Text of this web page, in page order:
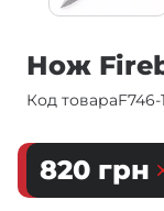
Нож
Код товараF746-
820 грн